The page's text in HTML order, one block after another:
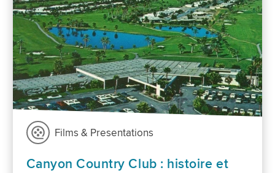
Films & Presentations
Canyon Country Club : histoire et